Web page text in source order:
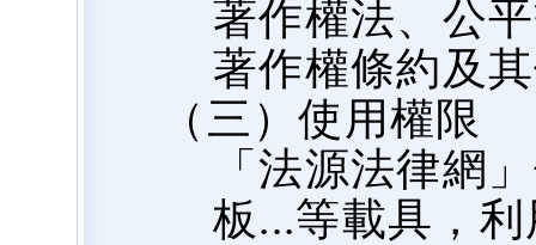
著作權法、公
著作權條約及
（三）使用權限
「法源法律網
板...等載具，